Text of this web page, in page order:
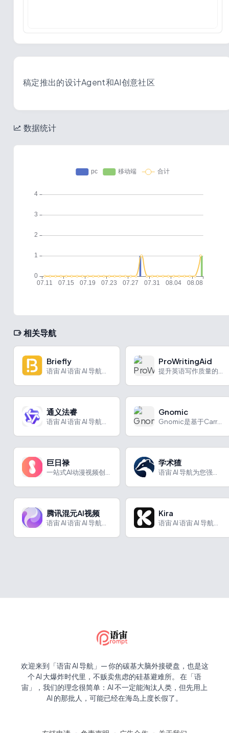
稿定推出的设计Agent和AI创意社区
数据统计
相关导航
Briefly ProWritingAid
通义法睿 Gnomic
Gnomic是基于Carrot AI大模型的智能体平台，提供无代码定制、知识库处理及自动化工具服务。
巨日禄 学术猹
腾讯混元AI视频 Kira
欢迎来到「语宙 AI 导航」— 你的碳基大脑外接硬盘，也是这
个 AI 大爆炸时代里，不贩卖焦虑的硅基避难所。 在「语
宙」，我们的理念很简单：AI 不一定能淘汰人类，但先用上
AI 的那批人，可能已经在海岛上度长假了。